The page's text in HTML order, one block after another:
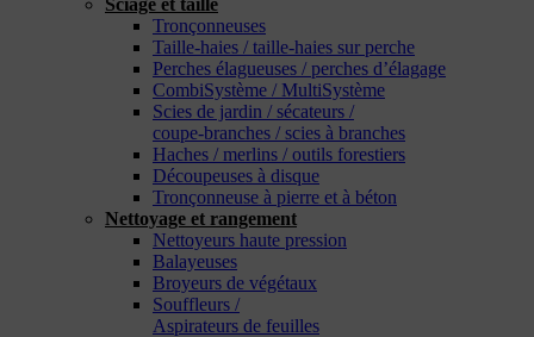
Sciage et taille
Tronçonneuses
Taille-haies / taille-haies sur perche
Perches élagueuses / perches d’élagage
CombiSystème / MultiSystème
Scies de jardin / sécateurs /
coupe-branches / scies à branches
Haches / merlins / outils forestiers
Découpeuses à disque
Tronçonneuse à pierre et à béton
Nettoyage et rangement
Nettoyeurs haute pression
Balayeuses
Broyeurs de végétaux
Souffleurs /
Aspirateurs de feuilles